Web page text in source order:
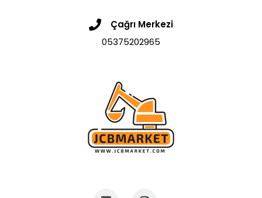
Çağrı Merkezi
05375202965